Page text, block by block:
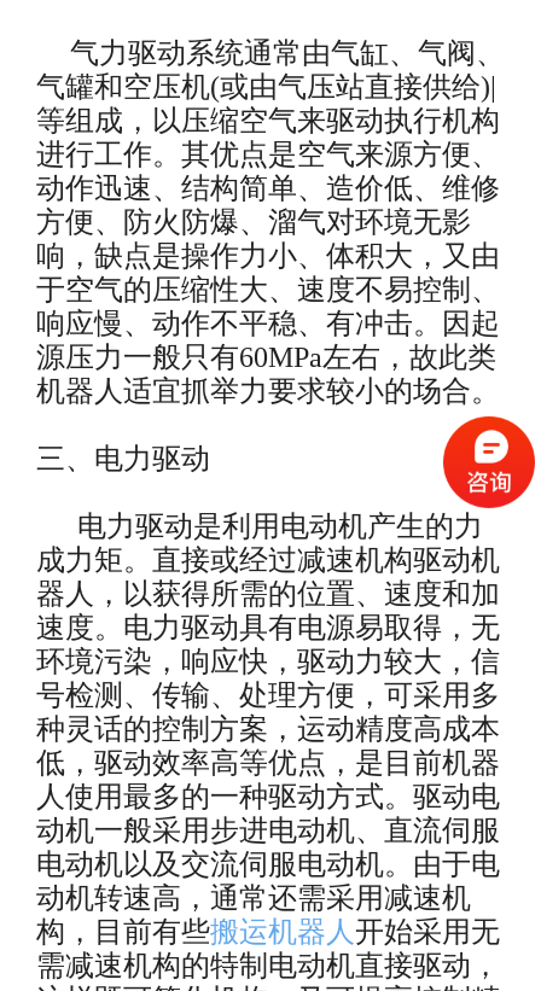
气力驱动系统通常由气缸、气阀、
气罐和空压机(或由气压站直接供给)|
等组成，以压缩空气来驱动执行机构
进行工作。其优点是空气来源方便、
动作迅速、结构简单、造价低、维修
方便、防火防爆、溜气对环境无影
响，缺点是操作力小、体积大，又由
于空气的压缩性大、速度不易控制、
响应慢、动作不平稳、有冲击。因起
源压力一般只有60MPa左右，故此类
机器人适宜抓举力要求较小的场合。
三、电力驱动
电力驱动是利用电动机产生的力
成力矩。直接或经过减速机构驱动机
器人，以获得所需的位置、速度和加
速度。电力驱动具有电源易取得，无
环境污染，响应快，驱动力较大，信
号检测、传输、处理方便，可采用多
种灵话的控制方案，运动精度高成本
低，驱动效率高等优点，是目前机器
人使用最多的一种驱动方式。驱动电
动机一般采用步进电动机、直流伺服
电动机以及交流伺服电动机。由于电
动机转速高，通常还需采用减速机
构，目前有些搬运机器人开始采用无
需减速机构的特制电动机直接驱动，